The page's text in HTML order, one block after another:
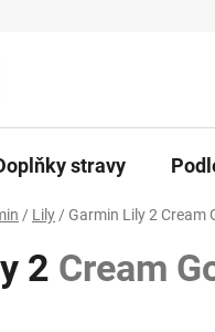
stravy
/ Lily / Garmin Lily 2 Cream
2 Cream